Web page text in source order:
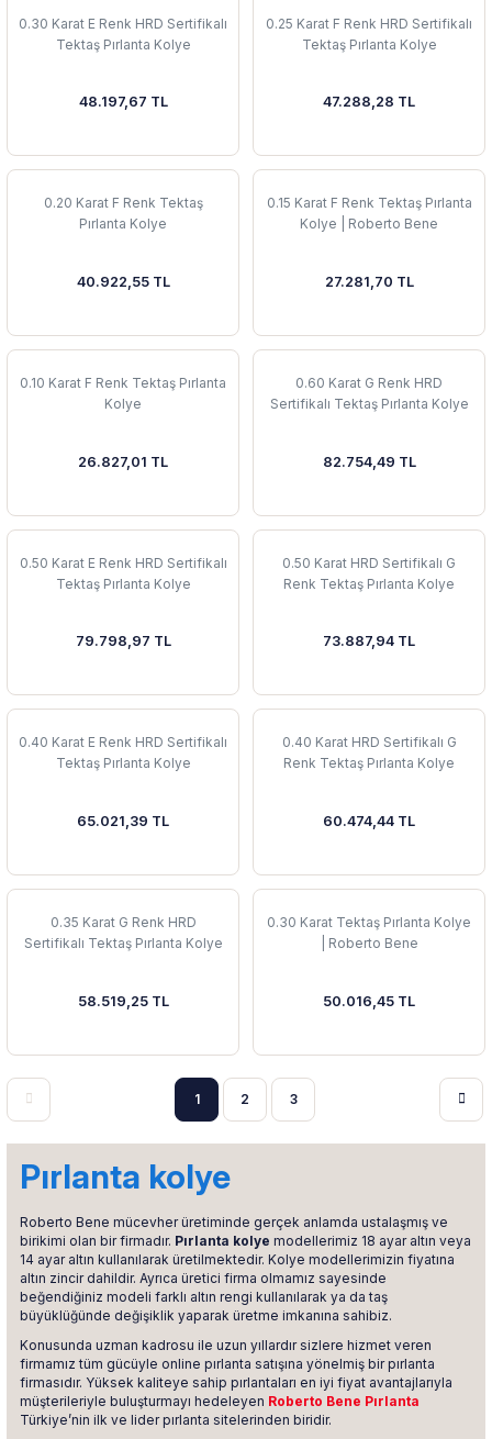
0.30 Karat E Renk HRD Sertifikalı
Tektaş Pırlanta Kolye
48.197,67 TL
0.25 Karat F Renk HRD Sertifikalı
Tektaş Pırlanta Kolye
47.288,28 TL
0.20 Karat F Renk Tektaş
Pırlanta Kolye
40.922,55 TL
0.15 Karat F Renk Tektaş Pırlanta
Kolye | Roberto Bene
27.281,70 TL
0.10 Karat F Renk Tektaş Pırlanta
Kolye
26.827,01 TL
0.60 Karat G Renk HRD
Sertifikalı Tektaş Pırlanta Kolye
82.754,49 TL
0.50 Karat E Renk HRD Sertifikalı
Tektaş Pırlanta Kolye
79.798,97 TL
0.50 Karat HRD Sertifikalı G
Renk Tektaş Pırlanta Kolye
73.887,94 TL
0.40 Karat E Renk HRD Sertifikalı
Tektaş Pırlanta Kolye
65.021,39 TL
0.40 Karat HRD Sertifikalı G
Renk Tektaş Pırlanta Kolye
60.474,44 TL
0.35 Karat G Renk HRD
Sertifikalı Tektaş Pırlanta Kolye
58.519,25 TL
0.30 Karat Tektaş Pırlanta Kolye
| Roberto Bene
50.016,45 TL
1 2 3
Pırlanta kolye
Roberto Bene mücevher üretiminde gerçek anlamda ustalaşmış ve
birikimi olan bir firmadır. Pırlanta kolye modellerimiz 18 ayar altın veya
14 ayar altın kullanılarak üretilmektedir. Kolye modellerimizin fiyatına
altın zincir dahildir. Ayrıca üretici firma olmamız sayesinde
beğendiğiniz modeli farklı altın rengi kullanılarak ya da taş
büyüklüğünde değişiklik yaparak üretme imkanına sahibiz.
Konusunda uzman kadrosu ile uzun yıllardır sizlere hizmet veren
firmamız tüm gücüyle online pırlanta satışına yönelmiş bir pırlanta
firmasıdır. Yüksek kaliteye sahip pırlantaları en iyi fiyat avantajlarıyla
müşterileriyle buluşturmayı hedeleyen Roberto Bene Pırlanta
Türkiye’nin ilk ve lider pırlanta sitelerinden biridir.